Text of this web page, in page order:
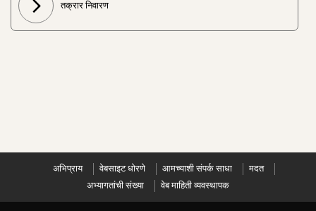
तक्रार निवारण
अभिप्राय वेबसाइट धोरणे आमच्याशी संपर्क साधा
मदत
अभ्यागतांची संख्या
वेब माहिती व्यवस्थापक